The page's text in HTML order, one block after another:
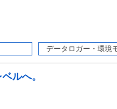
データロガー・環境
ルへ。